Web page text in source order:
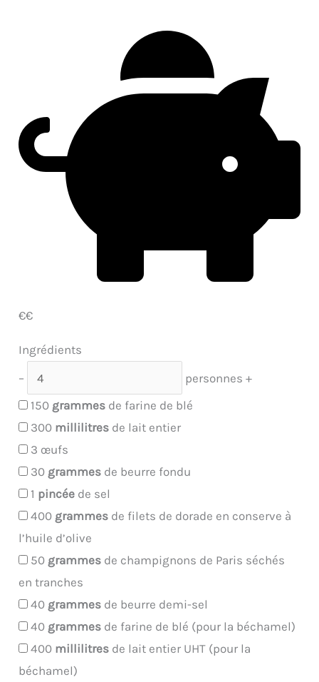
€€
Ingrédients
–
personnes +
150 grammes de farine de blé
300 millilitres de lait entier
3 œufs
30 grammes de beurre fondu
1 pincée de sel
400 grammes de filets de dorade en conserve à
l’huile d’olive
50 grammes de champignons de Paris séchés
en tranches
40 grammes de beurre demi-sel
40 grammes de farine de blé (pour la béchamel)
400 millilitres de lait entier UHT (pour la
béchamel)